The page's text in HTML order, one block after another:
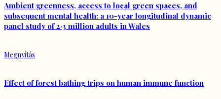
Ambient greenness, access to local green spaces, and
subsequent mental health: a 10-year longitudinal dynamic
panel study of 2·3 million adults in Wales
Megnyitás
Effect of forest bathing trips on human immune function